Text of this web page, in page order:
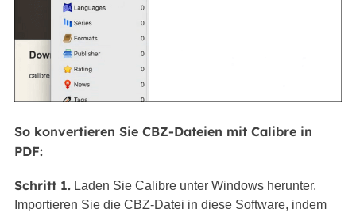
So konvertieren Sie CBZ-Dateien mit Calibre in
PDF:
Schritt 1.Laden Sie Calibre unter Windows herunter.
Importieren Sie die CBZ-Datei in diese Software, indem